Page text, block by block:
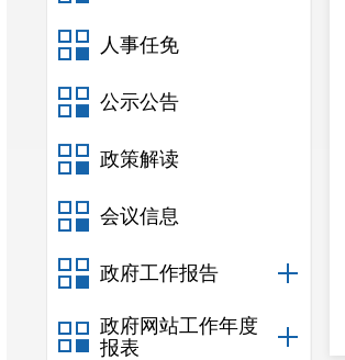
人事任免
公示公告
政策解读
会议信息
政府工作报告
政府网站工作年度
报表